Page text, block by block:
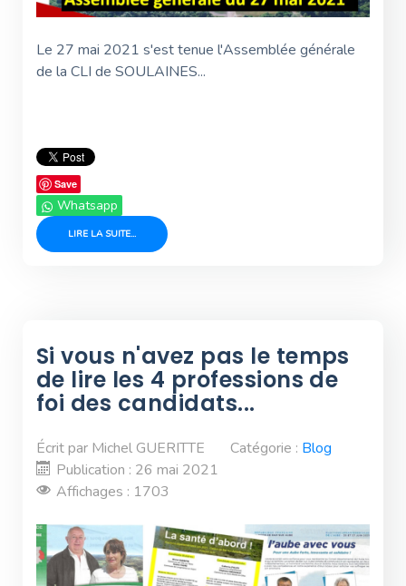
Le 27 mai 2021 s'est tenue l'Assemblée générale
de la CLI de SOULAINES...
Save
Whatsapp
LIRE LA SUITE...
Si vous n'avez pas le temps
de lire les 4 professions de
foi des candidats...
Écrit par Michel GUERITTE Catégorie : Blog
Publication : 26 mai 2021
Affichages : 1703